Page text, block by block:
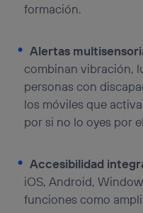
formación.
Alertas
combinan vibración,
personas con
los móviles que
por si no lo oyes por
Accesibilidad
iOS, Android,
funciones como